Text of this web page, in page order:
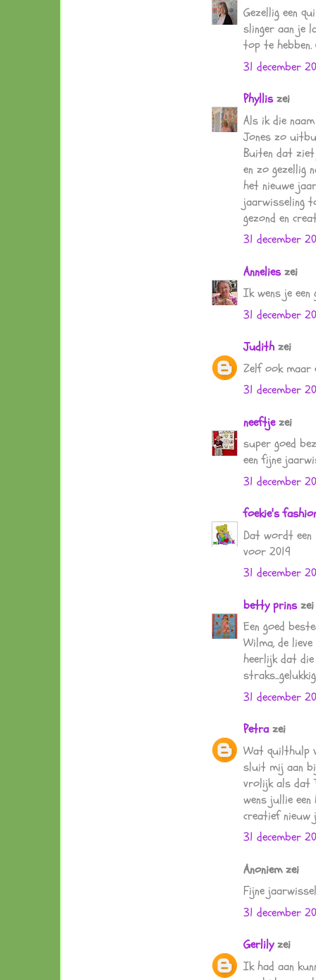
Gezellig een
slinger aan je
top te hebben.
31 december
Phylliszei
Als ik die
Jones zo
Buiten dat ziet
en zo gezellig
het nieuwe
jaarwisseling
gezond en
31 december
Annelieszei
Ik wens je een
31 december
Judithzei
Zelf ook maar
31 december
neeftjezei
super goed
een fijne
31 december
foekie's
Dat wordt een
voor 2019
31 december
betty prinszei
Een goed
Wilma, de
heerlijk dat
31 december
Petra zei
Wat quilthulp
sluit mij aan
vrolijk als dat
wens jullie een
creatief nieuw
31 december
Anoniem zei
Fijne
31 december
Gerlilyzei
Ik had aan